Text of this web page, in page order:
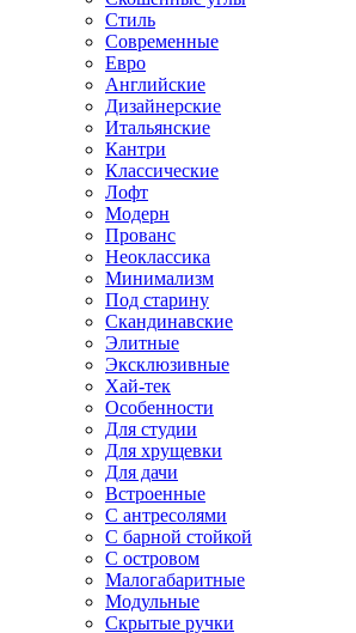
Стиль
Современные
Евро
Английские
Дизайнерские
Итальянские
Кантри
Классические
Лофт
Модерн
Прованс
Неоклассика
Минимализм
Под старину
Скандинавские
Элитные
Эксклюзивные
Хай-тек
Особенности
Для студии
Для хрущевки
Для дачи
Встроенные
С антресолями
С барной стойкой
С островом
Малогабаритные
Модульные
Скрытые ручки